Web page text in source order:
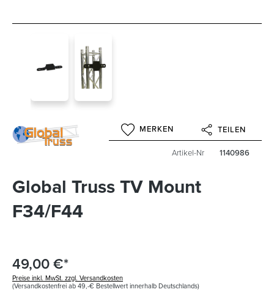
MERKEN TEILEN
Artikel-Nr 1140986
Global Truss TV Mount
F34/F44
49,00 €*
Preise inkl. MwSt. zzgl. Versandkosten
(Versandkostenfrei ab 49,-€ Bestellwert innerhalb Deutschlands)